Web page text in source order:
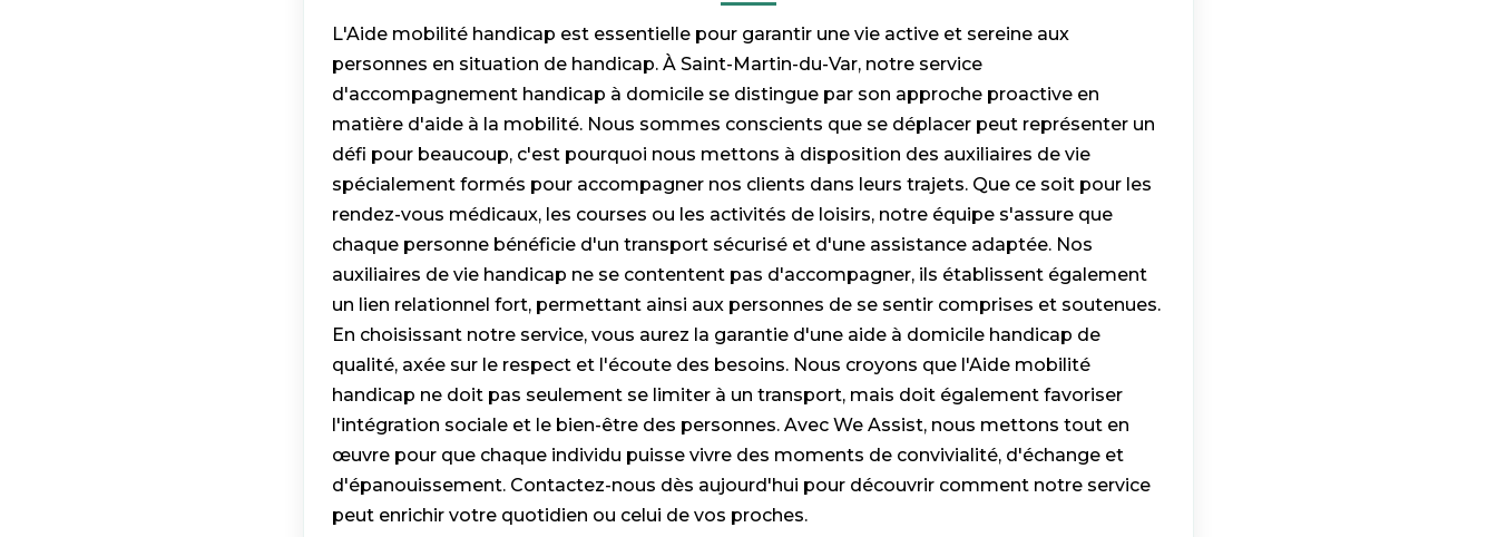
L'Aide mobilité handicap est essentielle pour garantir une vie active et sereine aux
personnes en situation de handicap. À Saint-Martin-du-Var, notre service
d'accompagnement handicap à domicile se distingue par son approche proactive en
matière d'aide à la mobilité. Nous sommes conscients que se déplacer peut représenter un
défi pour beaucoup, c'est pourquoi nous mettons à disposition des auxiliaires de vie
spécialement formés pour accompagner nos clients dans leurs trajets. Que ce soit pour les
rendez-vous médicaux, les courses ou les activités de loisirs, notre équipe s'assure que
chaque personne bénéficie d'un transport sécurisé et d'une assistance adaptée. Nos
auxiliaires de vie handicap ne se contentent pas d'accompagner, ils établissent également
un lien relationnel fort, permettant ainsi aux personnes de se sentir comprises et soutenues.
En choisissant notre service, vous aurez la garantie d'une aide à domicile handicap de
qualité, axée sur le respect et l'écoute des besoins. Nous croyons que l'Aide mobilité
handicap ne doit pas seulement se limiter à un transport, mais doit également favoriser
l'intégration sociale et le bien-être des personnes. Avec We Assist, nous mettons tout en
œuvre pour que chaque individu puisse vivre des moments de convivialité, d'échange et
d'épanouissement. Contactez-nous dès aujourd'hui pour découvrir comment notre service
peut enrichir votre quotidien ou celui de vos proches.